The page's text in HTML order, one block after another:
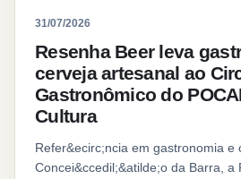
31/07/2026
Resenha Beer leva
cerveja artesanal ao
Gastronômico do
Cultura
Refer&ecirc;ncia em gastronomia e
Concei&ccedil;&atilde;o da Barra, a